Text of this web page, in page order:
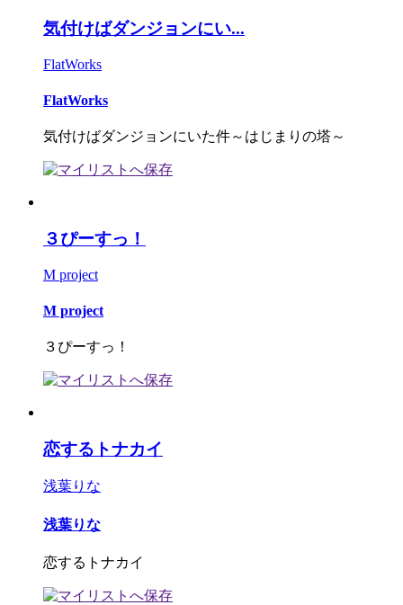
気付けばダンジョンにい...
FlatWorks
FlatWorks
気付けばダンジョンにいた件～はじまりの塔～
３ぴーすっ！
M project
M project
３ぴーすっ！
恋するトナカイ
浅葉りな
浅葉りな
恋するトナカイ